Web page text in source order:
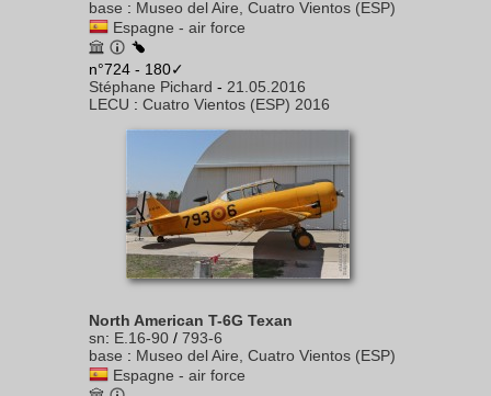
base : Museo del Aire, Cuatro Vientos (ESP)
Espagne - air force
n°724 - 180✓
Stéphane Pichard - 21.05.2016
LECU : Cuatro Vientos (ESP) 2016
North American T-6G Texan
sn: E.16-90 / 793-6
base : Museo del Aire, Cuatro Vientos (ESP)
Espagne - air force